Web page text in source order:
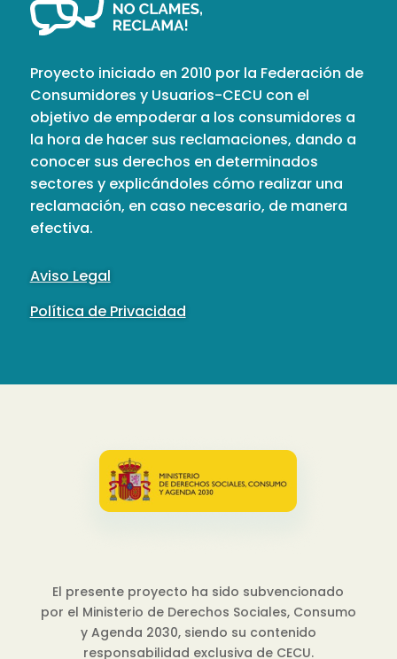
Proyecto iniciado en 2010 por la Federación de
Consumidores y Usuarios-CECU con el
objetivo de empoderar a los consumidores a
la hora de hacer sus reclamaciones, dando a
conocer sus derechos en determinados
sectores y explicándoles cómo realizar una
reclamación, en caso necesario, de manera
efectiva.
Aviso Legal
Política de Privacidad
El presente proyecto ha sido subvencionado
por el Ministerio de Derechos Sociales, Consumo
y Agenda 2030, siendo su contenido
responsabilidad exclusiva de CECU.